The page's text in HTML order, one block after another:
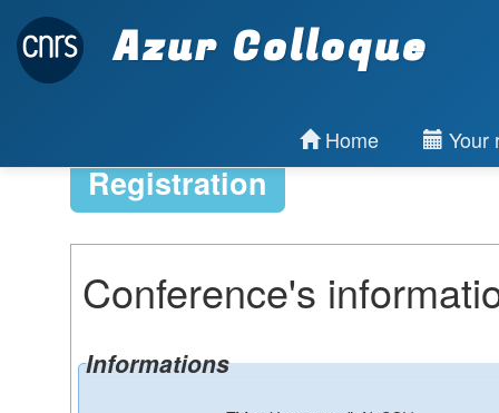
Azur Colloque
Home Your
Registration
Conference's
Informations